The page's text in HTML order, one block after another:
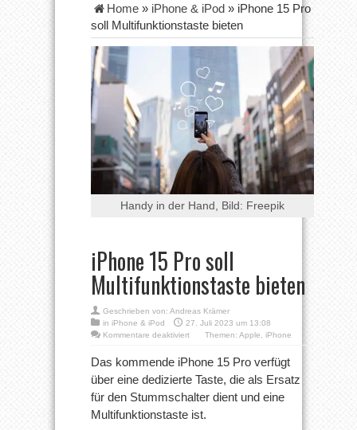
Home » iPhone & iPod » iPhone 15 Pro
soll Multifunktionstaste bieten
Handy in der Hand, Bild: Freepik
iPhone 15 Pro soll
Multifunktionstaste bieten
Geschrieben von: Andreas Krämer
in iPhone & iPod
27. Juli 2023 um 13:08
Kommentare deaktiviertfür
15
Pro
soll
bieten
Themen: Apple, iPhone
Das kommende iPhone 15 Pro verfügt
über eine dedizierte Taste, die als Ersatz
für den Stummschalter dient und eine
Multifunktionstaste ist.